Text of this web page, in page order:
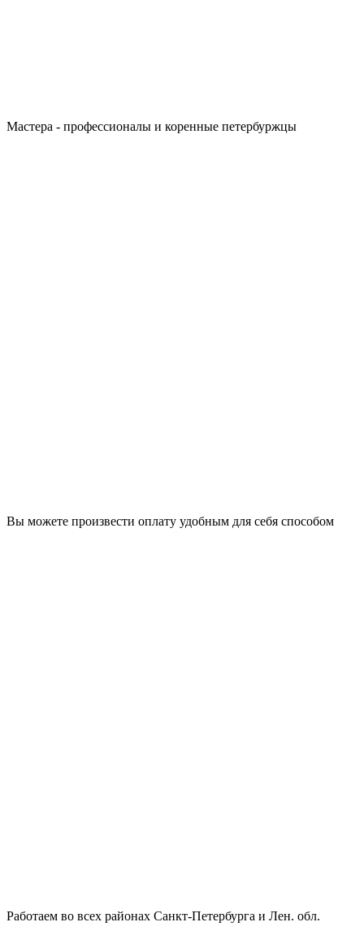
Мастера - профессионалы и коренные петербуржцы
Вы можете произвести оплату удобным для себя способом
Работаем во всех районах Санкт-Петербурга и Лен. обл.